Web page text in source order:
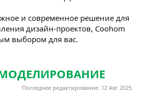
и современное решение для
дизайн-проектов, Coohom
выбором для вас.
Последнее редактирование: 12 Авг 2025